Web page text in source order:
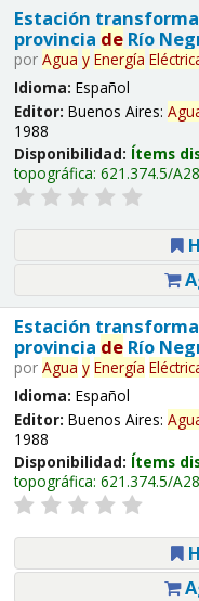
Estación
provincia deRío
por Agua y Energía
Idioma: Español
Editor: Buenos Aires:
1988
Disponibilidad: Ítems
topográfica: 621.374.5/
Estación
provincia deRío
por Agua y Energía
Idioma: Español
Editor: Buenos Aires:
1988
Disponibilidad: Ítems
topográfica: 621.374.5/